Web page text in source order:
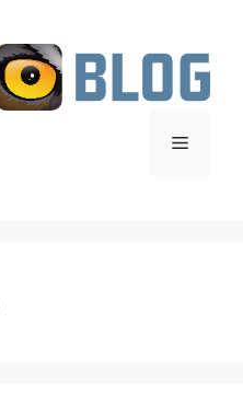
Menü